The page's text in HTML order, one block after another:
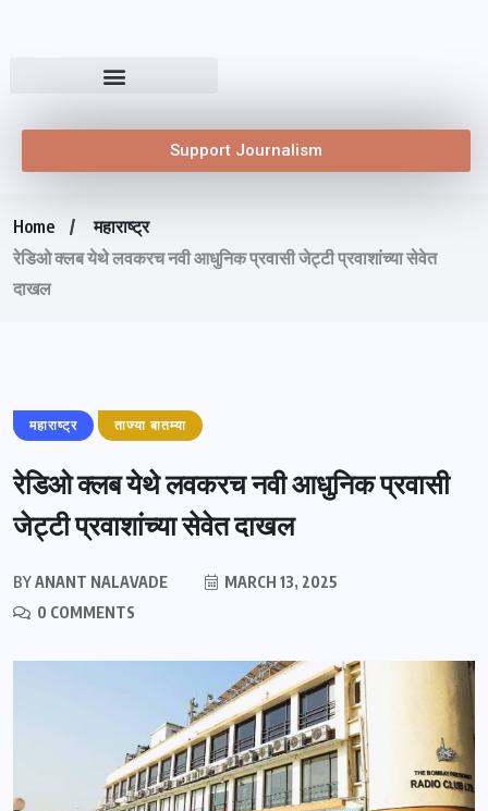
Support Journalism
Home
महाराष्ट्र
रेडिओ क्लब येथे लवकरच नवी आधुनिक प्रवासी जेट्टी प्रवाशांच्या सेवेत
दाखल
महाराष्ट्र ताज्या बातम्या
रेडिओ क्लब येथे लवकरच नवी आधुनिक प्रवासी
जेट्टी प्रवाशांच्या सेवेत दाखल
BYANANT NALAVADE
MARCH 13, 2025
0 COMMENTS